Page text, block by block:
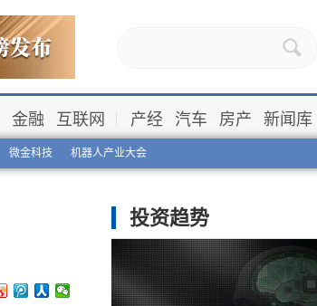
微金科技 机器人产业大会
金融 互联网 产经 汽车 房产 新闻库
投资趋势